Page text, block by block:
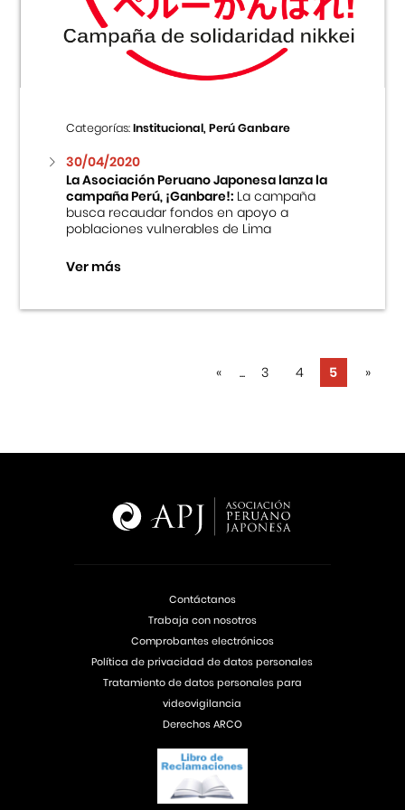
Centro Cultural Peruano Japonés
Museo de la Inmigración Japonesa
Fondo Editorial
Teatro Peruano Japonés
Categorías:Institucional, Perú Ganbare
30/04/2020
La Asociación Peruano Japonesa lanza la
campaña Perú, ¡Ganbare!:La campaña
busca recaudar fondos en apoyo a
poblaciones vulnerables de Lima
Ver más
« ... 3 4 5 »
Contáctanos
Trabaja con nosotros
Comprobantes electrónicos
Política de privacidad de datos personales
Tratamiento de datos personales para
videovigilancia
Derechos ARCO